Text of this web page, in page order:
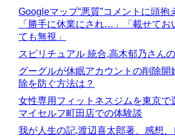
Googleマップ“悪質”コメントに頭抱
「勝手に休業にされ…」「載せてお
ても無視」
スピリチュアル 統合,高木郁乃さん
グーグルが休眠アカウントの削除
除を防ぐ方法は？
女性専用フィットネスジムを東京で
マイセルフ町田店での体験談
我が人生の記,渡辺喜太郎著、感想